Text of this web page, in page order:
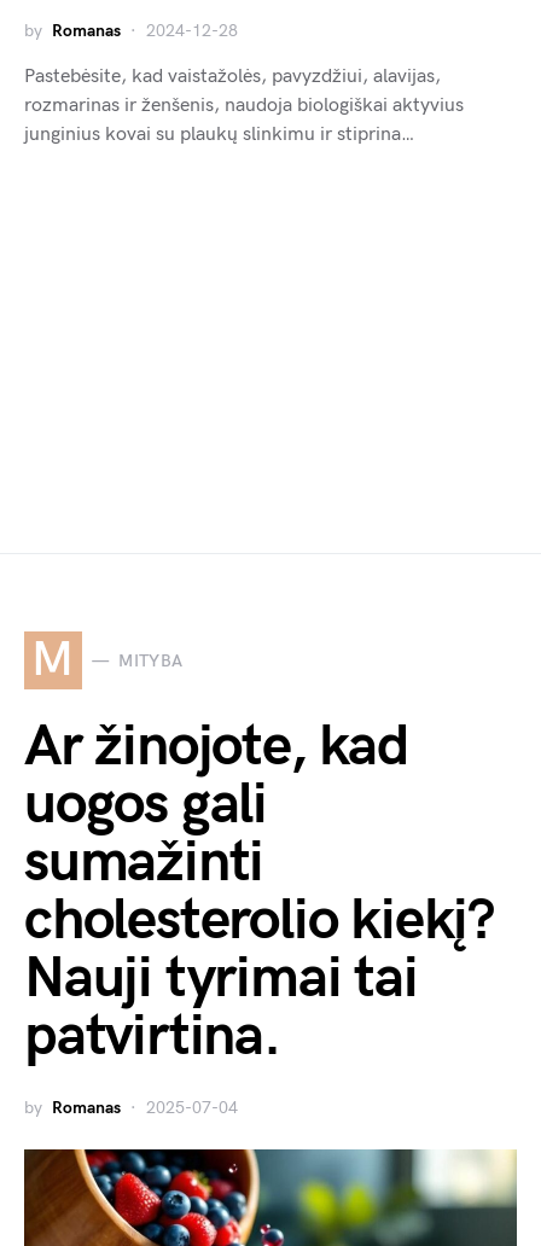
by Romanas 2024-12-28
Pastebėsite, kad vaistažolės, pavyzdžiui, alavijas,
rozmarinas ir ženšenis, naudoja biologiškai aktyvius
junginius kovai su plaukų slinkimu ir stiprina…
M MITYBA
Ar žinojote, kad
uogos gali
sumažinti
cholesterolio kiekį?
Nauji tyrimai tai
patvirtina.
by Romanas 2025-07-04